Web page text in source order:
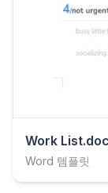
Work
Word 템플릿